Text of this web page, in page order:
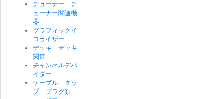
チューナー チ
ューナー関連機
器
グラフィックイ
コライザー
デッキ デッキ
関連
チャンネルデバ
イダー
ケーブル タッ
プ プラグ類